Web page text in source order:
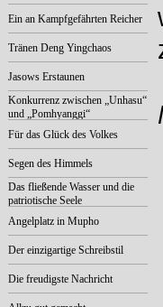
Ein an Kampfgefährten Reicher
Tränen Deng Yingchaos
Jasows Erstaunen
Konkurrenz zwischen „Unhasu“
und „Pomhyanggi“
Für das Glück des Volkes
Segen des Himmels
Das fließende Wasser und die
patriotische Seele
Angelplatz in Mupho
Der einzigartige Schreibstil
Die freudigste Nachricht